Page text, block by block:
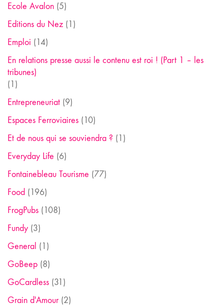
Ecole Avalon (5)
Editions du Nez (1)
Emploi (14)
En relations presse aussi le contenu est roi ! (Part 1 – les
tribunes)
(1)
Entrepreneuriat (9)
Espaces Ferroviaires (10)
Et de nous qui se souviendra ? (1)
Everyday Life (6)
Fontainebleau Tourisme (77)
Food (196)
FrogPubs (108)
Fundy (3)
General (1)
GoBeep (8)
GoCardless (31)
Grain d'Amour(2)